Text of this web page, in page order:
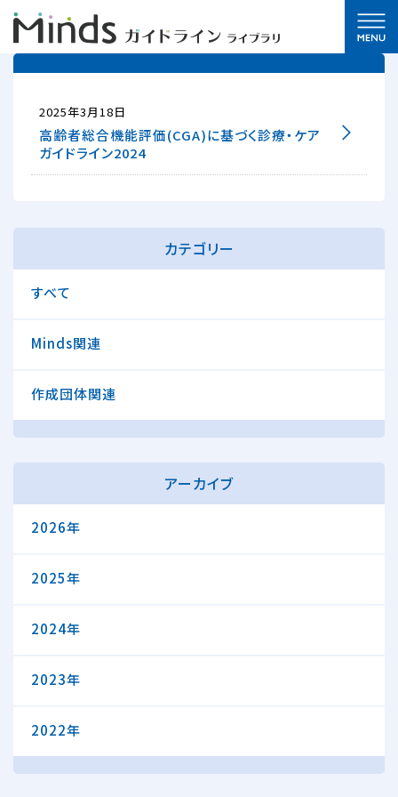
2025年3月18日
高齢者総合機能評価(CGA)に基づく診療・ケア
ガイドライン2024
カテゴリー
すべて
Minds関連
作成団体関連
アーカイブ
2026年
2025年
2024年
2023年
2022年